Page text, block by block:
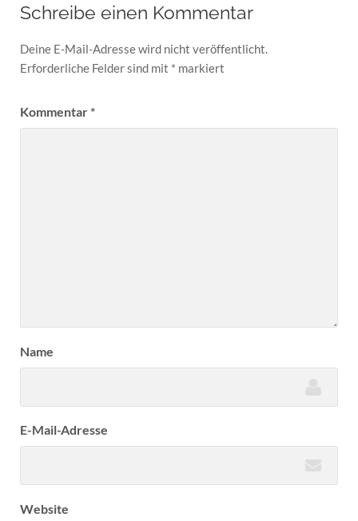
Schreibe einen Kommentar
Deine E-Mail-Adresse wird nicht veröffentlicht.
Erforderliche Felder sind mit * markiert
Kommentar*
Name
E-Mail-Adresse
Website